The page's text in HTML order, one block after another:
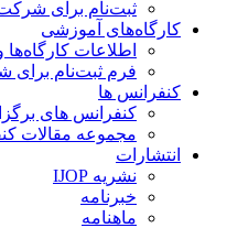
ثبت‌نام برای شرکت
کارگاه‌های آموزشی
اطلاعات کارگاه‌ها و
فرم ثبت‌نام برای
کنفرانس ها
کنفرانس های
مجموعه مقالات
انتشارات
نشریه IJOP
خبرنامه
ماهنامه